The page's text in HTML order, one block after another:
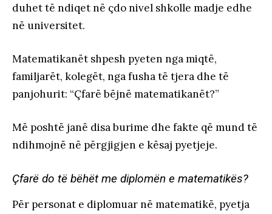
duhet të ndiqet në çdo nivel shkolle madje edhe
në universitet.
Matematikanët shpesh pyeten nga miqtë,
familjarët, kolegët, nga fusha të tjera dhe të
panjohurit: “Çfarë bëjnë matematikanët?”
Më poshtë janë disa burime dhe fakte që mund të
ndihmojnë në përgjigjen e kësaj pyetjeje.
Çfarë do të bëhët me diplomën e matematikës?
Për personat e diplomuar në matematikë, pyetja